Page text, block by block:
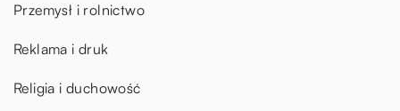
Przemysł i rolnictwo
Reklama i druk
Religia i duchowość